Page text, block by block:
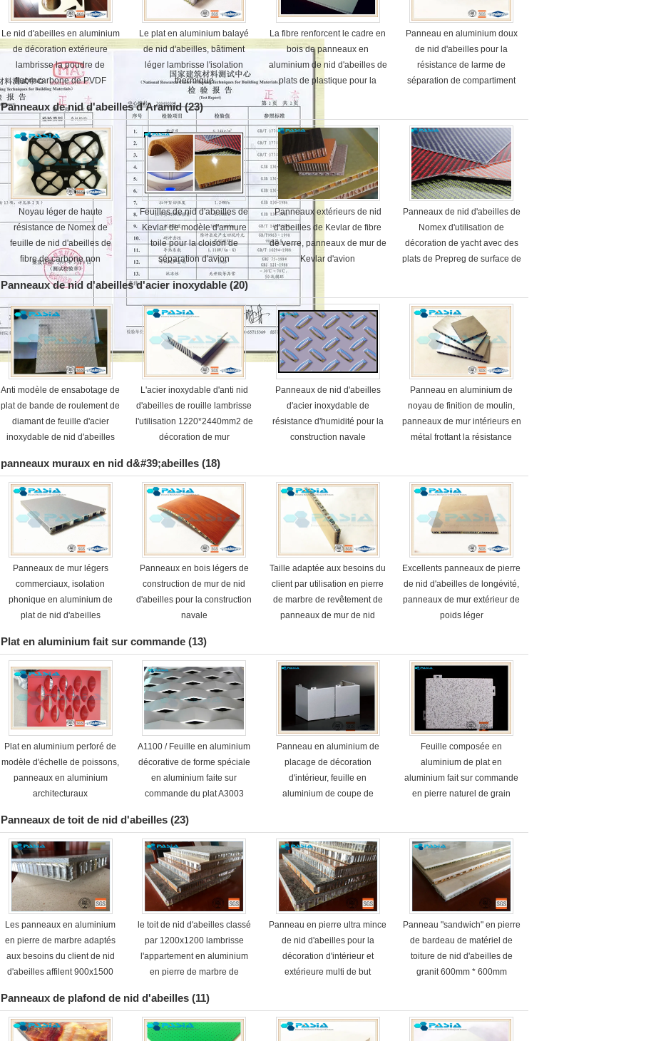
Le nid d'abeilles en aluminium
de décoration extérieure
lambrisse la poudre de
fluorocarbone de PVDF
enduite
Le plat en aluminium balayé
de nid d'abeilles, bâtiment
léger lambrisse l'isolation
thermique
La fibre renforcent le cadre en
bois de panneaux en
aluminium de nid d'abeilles de
plats de plastique pour la
Panneau en aluminium doux
de nid d'abeilles pour la
résistance de larme de
séparation de compartiment
Panneaux de nid d'abeilles d'Aramid (23)
Noyau léger de haute
résistance de Nomex de
feuille de nid d'abeilles de
fibre de carbone non
combustible
Feuilles de nid d'abeilles de
Kevlar de modèle d'armure
toile pour la cloison de
séparation d'avion
Panneaux extérieurs de nid
d'abeilles de Kevlar de fibre
de verre, panneaux de mur de
Kevlar d'avion
Panneaux de nid d'abeilles de
Nomex d'utilisation de
décoration de yacht avec des
plats de Prepreg de surface de
Panneaux de nid d'abeilles d'acier inoxydable (20)
Anti modèle de ensabotage de
plat de bande de roulement de
diamant de feuille d'acier
inoxydable de nid d'abeilles
L'acier inoxydable d'anti nid
d'abeilles de rouille lambrisse
l'utilisation 1220*2440mm2 de
décoration de mur
Panneaux de nid d'abeilles
d'acier inoxydable de
résistance d'humidité pour la
construction navale
Panneau en aluminium de
noyau de finition de moulin,
panneaux de mur intérieurs en
métal frottant la résistance
panneaux muraux en nid d&#39;abeilles (18)
Panneaux de mur légers
commerciaux, isolation
phonique en aluminium de
plat de nid d'abeilles
Panneaux en bois légers de
construction de mur de nid
d'abeilles pour la construction
navale
Taille adaptée aux besoins du
client par utilisation en pierre
de marbre de revêtement de
panneaux de mur de nid
Excellents panneaux de pierre
de nid d'abeilles de longévité,
panneaux de mur extérieur de
poids léger
Plat en aluminium fait sur commande (13)
Plat en aluminium perforé de
modèle d'échelle de poissons,
panneaux en aluminium
architecturaux
A1100 / Feuille en aluminium
décorative de forme spéciale
en aluminium faite sur
commande du plat A3003
Panneau en aluminium de
placage de décoration
d'intérieur, feuille en
aluminium de coupe de
Feuille composée en
aluminium de plat en
aluminium fait sur commande
en pierre naturel de grain
Panneaux de toit de nid d'abeilles (23)
Les panneaux en aluminium
en pierre de marbre adaptés
aux besoins du client de nid
d'abeilles affilent 900x1500
le toit de nid d'abeilles classé
par 1200x1200 lambrisse
l'appartement en aluminium
en pierre de marbre de
Panneau en pierre ultra mince
de nid d'abeilles pour la
décoration d'intérieur et
extérieure multi de but
Panneau "sandwich" en pierre
de bardeau de matériel de
toiture de nid d'abeilles de
granit 600mm * 600mm
Panneaux de plafond de nid d'abeilles (11)